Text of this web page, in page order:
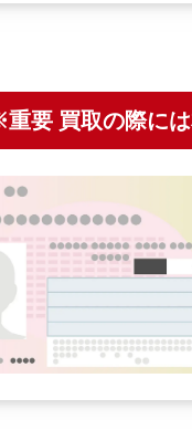
要 買取の際には